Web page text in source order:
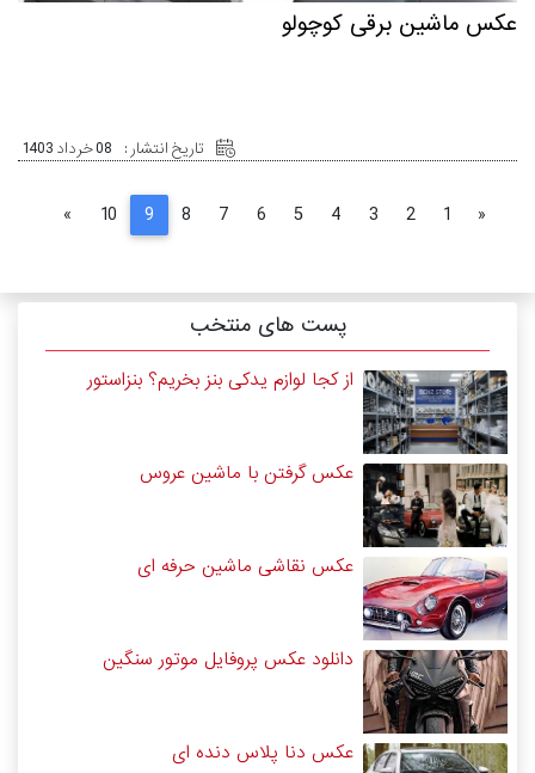
عکس ماشین برقی کوچولو
تاریخ انتشار : 08 خرداد 1403
«
1
2
3
4
5
6
7
8
9
10
»
پست های منتخب
از کجا لوازم یدکی بنز بخریم؟ بنزاستور
عکس گرفتن با ماشین عروس
عکس نقاشی ماشین حرفه ای
دانلود عکس پروفایل موتور سنگین
عکس دنا پلاس دنده ای